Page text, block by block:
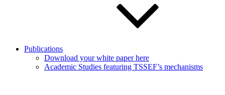
Publications
Download your white paper here
Academic Studies featuring TSSEF’s mechanisms